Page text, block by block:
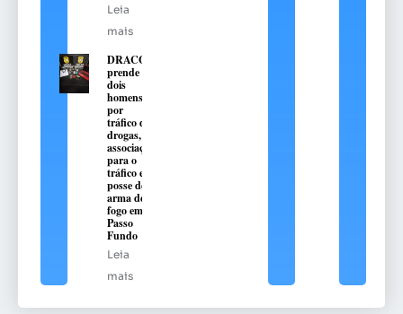
Leia
mais
DRACO
prende
dois
homens
por
tráfico de
drogas,
associação
para o
tráfico e
posse de
arma de
fogo em
Passo
Fundo
Leia
mais